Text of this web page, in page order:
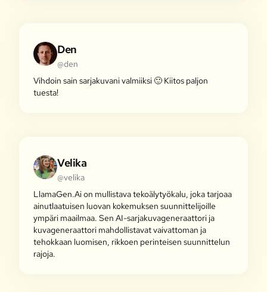
Den
@den
Vihdoin sain sarjakuvani valmiiksi 🙂 Kiitos paljon
tuesta!
Velika
@velika
LlamaGen.Ai on mullistava tekoälytyökalu, joka tarjoaa
ainutlaatuisen luovan kokemuksen suunnittelijoille
ympäri maailmaa. Sen AI-sarjakuvageneraattori ja
kuvageneraattori mahdollistavat vaivattoman ja
tehokkaan luomisen, rikkoen perinteisen suunnittelun
rajoja.